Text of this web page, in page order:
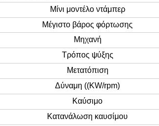
Μίνι μοντέλο ντάμπερ
Μέγιστο βάρος φόρτωσης
Μηχανή
Τρόπος ψύξης
Μετατόπιση
Δύναμη ((KW/rpm)
Καύσιμο
Κατανάλωση καυσίμου